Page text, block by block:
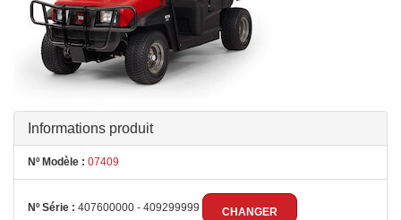
Informations produit
Nº Modèle : 07409
Nº Série : 407600000 - 409299999 CHANGER